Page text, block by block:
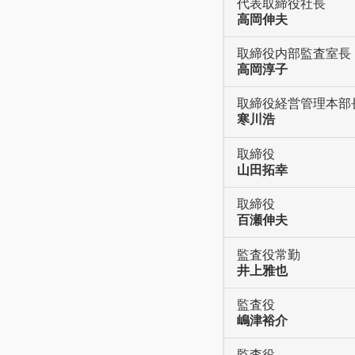
代表取締役社長
高岡伸夫
取締役内部監査室長
高岡淳子
取締役経営管理本部
寒川浩
取締役
山田拓幸
取締役
百瀬伸夫
監査役常勤
井上雅也
監査役
嶋津裕介